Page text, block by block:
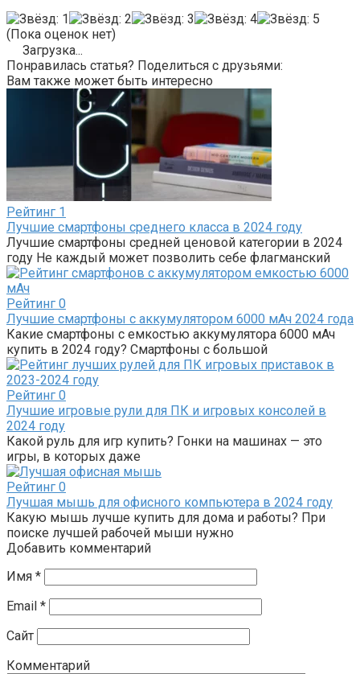
(Пока оценок нет)
Загрузка...
Понравилась статья? Поделиться с друзьями:
Вам также может быть интересно
Рейтинг 1
Лучшие смартфоны среднего класса в 2024 году
Лучшие смартфоны средней ценовой категории в 2024
году Не каждый может позволить себе флагманский
Рейтинг 0
Лучшие смартфоны с аккумулятором 6000 мАч 2024 года
Какие смартфоны с емкостью аккумулятора 6000 мАч
купить в 2024 году? Смартфоны с большой
Рейтинг 0
Лучшие игровые рули для ПК и игровых консолей в
2024 году
Какой руль для игр купить? Гонки на машинах — это
игры, в которых даже
Рейтинг 0
Лучшая мышь для офисного компьютера в 2024 году
Какую мышь лучше купить для дома и работы? При
поиске лучшей рабочей мыши нужно
Добавить комментарий
Имя *
Email *
Сайт
Комментарий